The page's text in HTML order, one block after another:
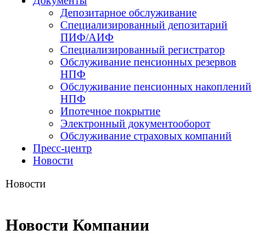
Депозитарное обслуживание
Специализированный депозитарий
ПИФ/АИФ
Специализированный регистратор
Обслуживание пенсионных резервов
НПФ
Обслуживание пенсионных накоплений
НПФ
Ипотечное покрытие
Электронный документооборот
Обслуживание страховых компаний
Пресс-центр
Новости
Новости
Новости Компании